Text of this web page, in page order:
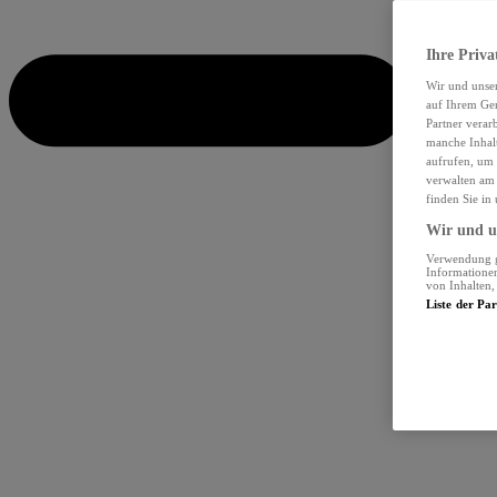
Ihre
Wir und
auf Ihrem
Partner
manche
aufrufen, um
verwalten
finden Sie in
Wir und
Verwendung
von Inhalten,
Liste der